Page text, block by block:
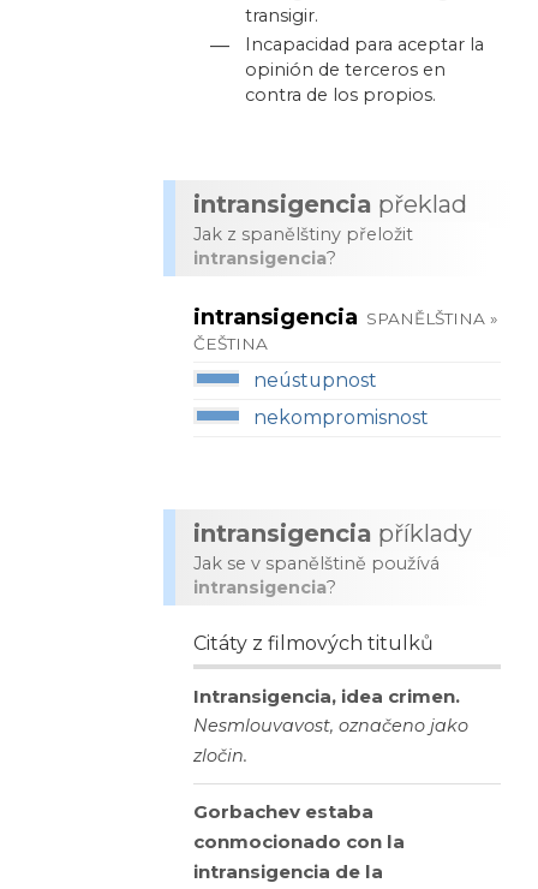
transigir.
—
Incapacidad para aceptar la
opinión de terceros en
contra de los propios.
intransigencia překlad
Jak z spanělštiny přeložit
intransigencia?
intransigencia SPANĚLŠTINA »
ČEŠTINA
neústupnost
nekompromisnost
intransigencia příklady
Jak se v spanělštině používá
intransigencia?
Citáty z filmových titulků
Intransigencia, idea crimen.
Nesmlouvavost, označeno jako
zločin.
Gorbachev estaba
conmocionado con la
intransigencia de la